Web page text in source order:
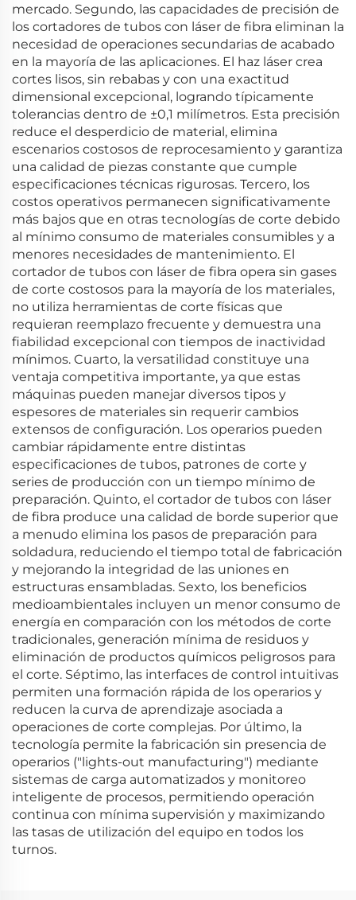
mercado. Segundo, las capacidades de precisión de
los cortadores de tubos con láser de fibra eliminan la
necesidad de operaciones secundarias de acabado
en la mayoría de las aplicaciones. El haz láser crea
cortes lisos, sin rebabas y con una exactitud
dimensional excepcional, logrando típicamente
tolerancias dentro de ±0,1 milímetros. Esta precisión
reduce el desperdicio de material, elimina
escenarios costosos de reprocesamiento y garantiza
una calidad de piezas constante que cumple
especificaciones técnicas rigurosas. Tercero, los
costos operativos permanecen significativamente
más bajos que en otras tecnologías de corte debido
al mínimo consumo de materiales consumibles y a
menores necesidades de mantenimiento. El
cortador de tubos con láser de fibra opera sin gases
de corte costosos para la mayoría de los materiales,
no utiliza herramientas de corte físicas que
requieran reemplazo frecuente y demuestra una
fiabilidad excepcional con tiempos de inactividad
mínimos. Cuarto, la versatilidad constituye una
ventaja competitiva importante, ya que estas
máquinas pueden manejar diversos tipos y
espesores de materiales sin requerir cambios
extensos de configuración. Los operarios pueden
cambiar rápidamente entre distintas
especificaciones de tubos, patrones de corte y
series de producción con un tiempo mínimo de
preparación. Quinto, el cortador de tubos con láser
de fibra produce una calidad de borde superior que
a menudo elimina los pasos de preparación para
soldadura, reduciendo el tiempo total de fabricación
y mejorando la integridad de las uniones en
estructuras ensambladas. Sexto, los beneficios
medioambientales incluyen un menor consumo de
energía en comparación con los métodos de corte
tradicionales, generación mínima de residuos y
eliminación de productos químicos peligrosos para
el corte. Séptimo, las interfaces de control intuitivas
permiten una formación rápida de los operarios y
reducen la curva de aprendizaje asociada a
operaciones de corte complejas. Por último, la
tecnología permite la fabricación sin presencia de
operarios ("lights-out manufacturing") mediante
sistemas de carga automatizados y monitoreo
inteligente de procesos, permitiendo operación
continua con mínima supervisión y maximizando
las tasas de utilización del equipo en todos los
turnos.